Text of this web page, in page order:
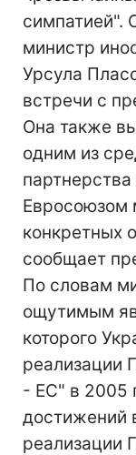
симпатией".
министр
Урсула
встречи с
Она также
одним из
Евросоюзом
конкретных
сообщает
По словам
ощутимым
которого
реализации
- ЕС" в 2005
достижений
реализации